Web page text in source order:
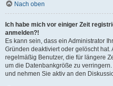
Nach oben
Ich habe mich vor einiger Zeit
anmelden?!
Es kann sein, dass ein Administrator
Gründen deaktiviert oder gelöscht
regelmäßig Benutzer, die für längere
um die Datenbankgröße zu
und nehmen Sie aktiv an den